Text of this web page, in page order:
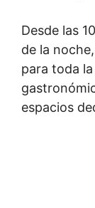
Desde las
de la
para toda
espacios